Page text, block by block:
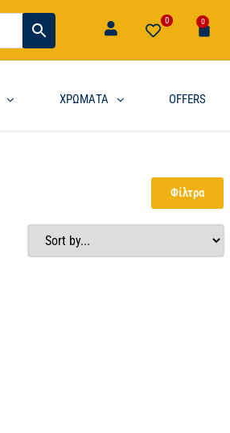
0 0
ΧΡΩΜΑΤΑ OFFERS
Φίλτρα